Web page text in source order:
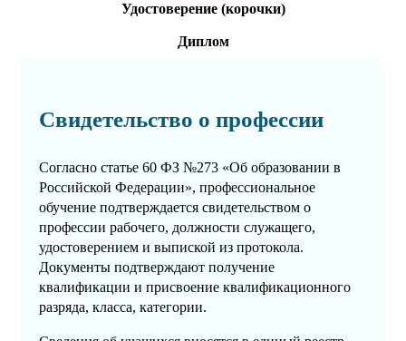
Удостоверение (корочки)
Диплом
Свидетельство о профессии
Согласно статье 60 ФЗ №273 «Об образовании в
Российской Федерации», профессиональное
обучение подтверждается свидетельством о
профессии рабочего, должности служащего,
удостоверением и выпиской из протокола.
Документы подтверждают получение
квалификации и присвоение квалификационного
разряда, класса, категории.